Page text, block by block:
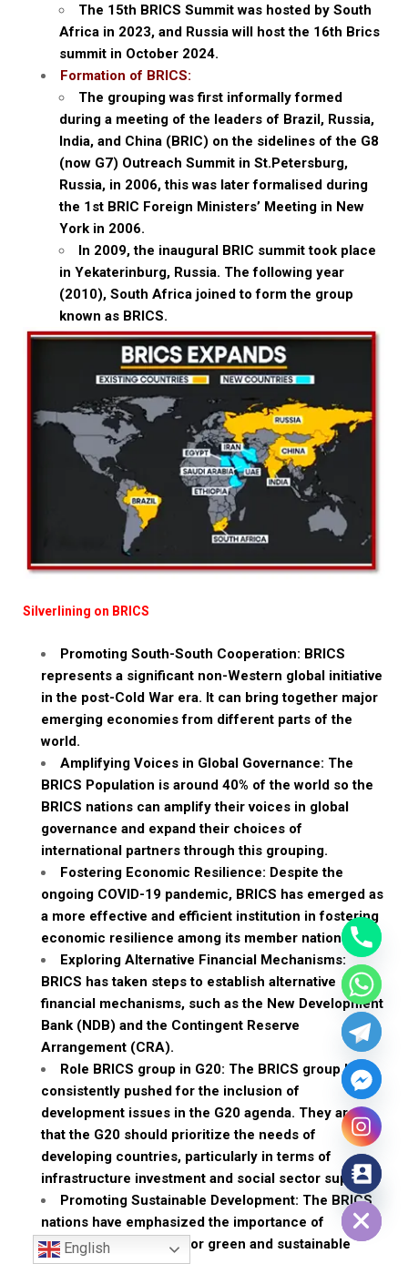
The 15th BRICS Summit was hosted by South
Africa in 2023, and Russia will host the 16th Brics
summit in October 2024.
Formation of BRICS:
The grouping was first informally formed
during a meeting of the leaders of Brazil, Russia,
India, and China (BRIC) on the sidelines of the G8
(now G7) Outreach Summit in St.Petersburg,
Russia, in 2006, this was later formalised during
the 1st BRIC Foreign Ministers’ Meeting in New
York in 2006.
In 2009, the inaugural BRIC summit took place
in Yekaterinburg, Russia. The following year
(2010), South Africa joined to form the group
known as BRICS.
Silverlining on BRICS
Promoting South-South Cooperation: BRICS
represents a significant non-Western global initiative
in the post-Cold War era. It can bring together major
emerging economies from different parts of the
world.
Amplifying Voices in Global Governance: The
BRICS Population is around 40% of the world so the
BRICS nations can amplify their voices in global
governance and expand their choices of
international partners through this grouping.
Fostering Economic Resilience: Despite the
ongoing COVID-19 pandemic, BRICS has emerged as
a more effective and efficient institution in fostering
economic resilience among its member nations.
Exploring Alternative Financial Mechanisms:
BRICS has taken steps to establish alternative
financial mechanisms, such as the New Development
Bank (NDB) and the Contingent Reserve
Arrangement (CRA).
Role BRICS group in G20: The BRICS group has
consistently pushed for the inclusion of
development issues in the G20 agenda. They argue
that the G20 should prioritize the needs of
developing countries, particularly in terms of
infrastructure investment and social sector support
Promoting Sustainable Development: The BRICS
nations have emphasized the importance of
responsible financing for green and sustainable
English
Hide chaty